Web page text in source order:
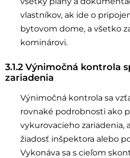
vlastníkov, ak ide o
bytovom dome, a všetko
kominárovi.
3.1.2 Výnimočná kontrola
zariadenia
Výnimočná kontrola sa
rovnaké podrobnosti ako
vykurovacieho zariadenia,
žiadosť inšpektora alebo
Vykonáva sa s cieľom